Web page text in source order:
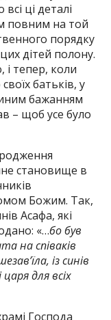
ці деталі
повним на той
порядку
дітей полону.
і тепер, коли
батьків, у
бажанням
– щоб усе було
становище в
Божим. Так,
Асафа, які
«…бо був
на співаків
із синів
для всіх
Господа